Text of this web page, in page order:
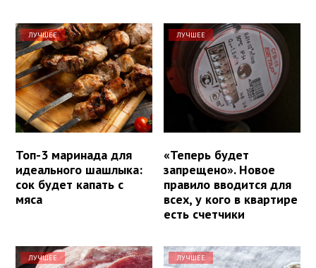
ЛУЧШЕЕ
Топ-3 маринада для
идеального шашлыка:
сок будет капать с
мяса
ЛУЧШЕЕ
«Теперь будет
запрещено». Новое
правило вводится для
всех, у кого в квартире
есть счетчики
ЛУЧШЕЕ ЛУЧШЕЕ